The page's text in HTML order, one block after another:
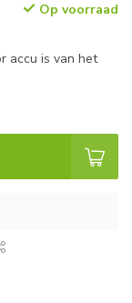
Op voorraad
accu is van het